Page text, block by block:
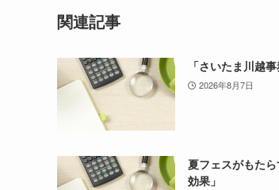
関連記事
「さいたま川越
2026年8月7日
夏フェスがもた
効果」